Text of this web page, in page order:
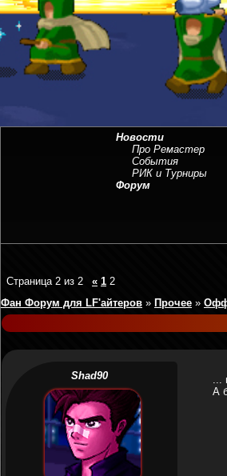
Новости
Про Ремастер
События
РИК и Турниры
Форум
Страница 2 из 2 « 1 2
Фан Форум для LF'айтеров » Прочее »
Shad90
...
А